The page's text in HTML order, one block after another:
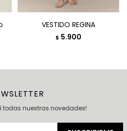
VESTIDO REGINA
$ 5.900
todas nuestras novedades!